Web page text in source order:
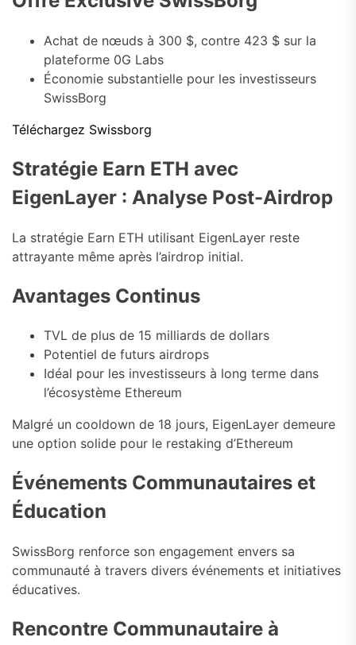
Achat de nœuds à 300 $, contre 423 $ sur la
plateforme 0G Labs
Économie substantielle pour les investisseurs
SwissBorg
Téléchargez Swissborg
Stratégie Earn ETH avec
EigenLayer : Analyse Post-Airdrop
La stratégie Earn ETH utilisant EigenLayer reste
attrayante même après l’airdrop initial.
Avantages Continus
TVL de plus de 15 milliards de dollars
Potentiel de futurs airdrops
Idéal pour les investisseurs à long terme dans
l’écosystème Ethereum
Malgré un cooldown de 18 jours, EigenLayer demeure
une option solide pour le restaking d’Ethereum
Événements Communautaires et
Éducation
SwissBorg renforce son engagement envers sa
communauté à travers divers événements et initiatives
éducatives.
Rencontre Communautaire à